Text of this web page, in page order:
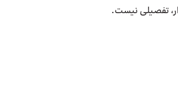
تفصیلی نیست.